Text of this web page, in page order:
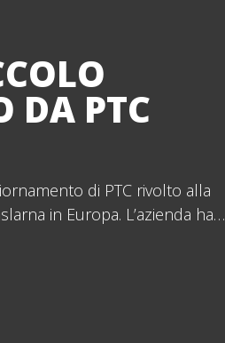
DA PTC
di PTC rivolto alla
in Europa. L’azienda ha…